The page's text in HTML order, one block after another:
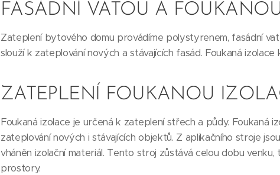
FASÁDNÍ VATOU A
Zateplení bytového domu provádíme polystyrenem, fasádní
slouží k zateplování nových a stávajících fasád. Foukaná
ZATEPLENÍ FOUKANOU
Foukaná izolace je určená k zateplení střech a půdy. Foukaná
zateplování nových i stávajících objektů. Z aplikačního stroje
vháněn izolační materiál. Tento stroj zůstává celou dobu
prostory.